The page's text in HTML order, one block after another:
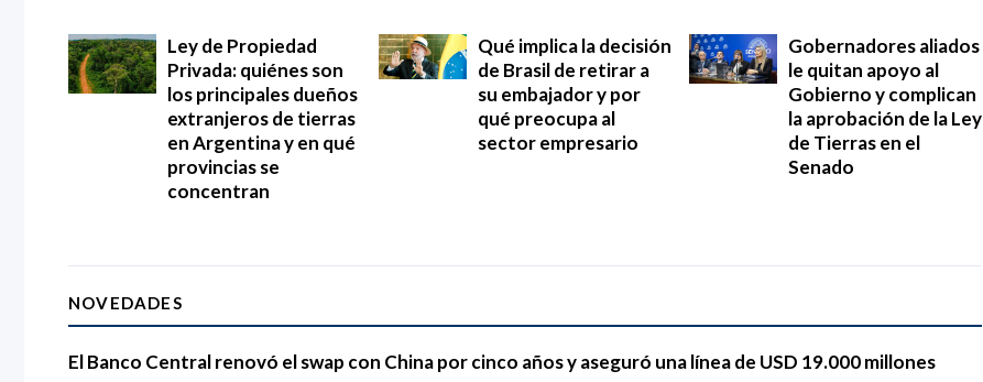
Ley de Propiedad
Privada: quiénes son
los principales dueños
extranjeros de tierras
en Argentina y en qué
provincias se
concentran
Qué implica la decisión
de Brasil de retirar a
su embajador y por
qué preocupa al
sector empresario
Gobernadores aliados
le quitan apoyo al
Gobierno y complican
la aprobación de la Ley
de Tierras en el
Senado
NOVEDADES
El Banco Central renovó el swap con China por cinco años y aseguró una línea de USD 19.000 millones